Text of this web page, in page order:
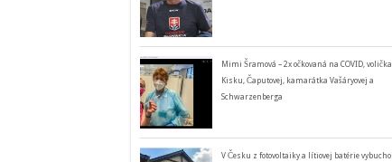
Mimi Šramová – 2x očkovaná na COVID, volička
Kisku, Čaputovej, kamarátka Vašáryovej a
Schwarzenberga
V Česku z fotovoltaiky a lítiovej batérie vybuchol